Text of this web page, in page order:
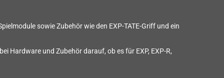
sowie Zubehör wie den EXP-TATE-Griff und ein
Hardware und Zubehör darauf, ob es für EXP, EXP-R,